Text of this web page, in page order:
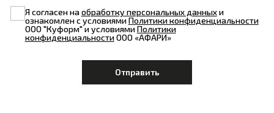
Я согласен наобработку персональных данныхи
ознакомлен с условиямиПолитики конфиденциальности
ООО "Куформ" и условиямиПолитики
конфиденциальностиООО «АФАРИ»